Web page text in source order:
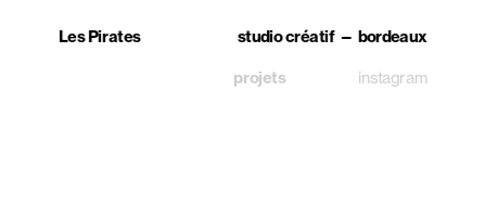
Les Pirates
projets instagram
studio créatif — bordeaux